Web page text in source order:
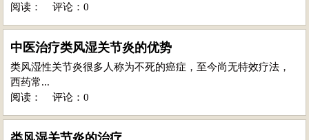
阅读：
评论：0
中医治疗类风湿关节炎的优势
类风湿性关节炎很多人称为不死的癌症，至今尚无特效疗法，
西药常...
阅读：
评论：0